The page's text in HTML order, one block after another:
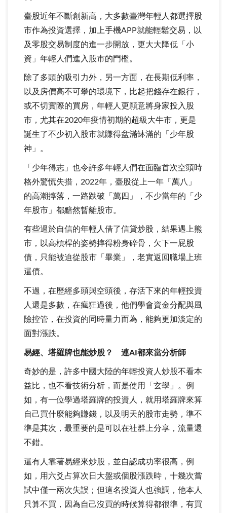
臺股近年不斷創新高，大多數臺灣年輕人都選擇股
市作為投資選擇，加上手機APP就能輕鬆交易，以
及零股交易制度的進一步開放，更大大降低「小
資」年輕人們進入股市的門檻。
除了多頭的吸引力外，另一方面，在長期低利率，
以及房價高不可攀的環境下，比起把錢存在銀行，
或不切實際的買房，年輕人更願意將身家投入股
市，尤其在2020年疫情初期的超級大牛市，更是
誕生了不少初入股市就賺得盆滿缽滿的「少年股
神」。
「少年得志」也令許多年輕人們在面臨首次空頭時
格外驚慌失措，2022年，臺股從上一年「萬八」
的高潮摔落，一路跌破「萬四」，不少當年的「少
年股市」都黯然暫離股市。
有些過於自信的年輕人借了信貸炒股，結果遇上熊
市，以高槓桿的姿勢摔得粉身碎骨，欠下一屁股
債，只能被迫從股市「畢業」，老實返回職場上班
還債。
不過，在歷經多頭與空頭後，存活下來的年輕投資
人還是多數，在瘋狂過後，他們學會資金分配與風
險控管，在投資的同時量力而為，能夠更加淡定的
面對漲跌。
易經、塔羅牌也能炒股？ 連AI都來當分析師
奇妙的是，許多中國大陸的年輕投資人炒股不看本
益比，也不看技術分析，而是使用「玄學」。例
如，有一位學過塔羅牌的投資人，就用塔羅牌來算
自己買什麼能夠賺錢，以及明天的股市走勢，準不
準是其次，最重要的是可以在社群上分享，流量還
不錯。
還有人靠著易經來炒股，並自認成功率很高，例
如，用六爻占算次日大盤或個股漲跌時，十幾次嘗
試中僅一兩次失誤；但這名投資人也強調，他本人
只算不買，因為自己沒買的時候算得都很準，有買